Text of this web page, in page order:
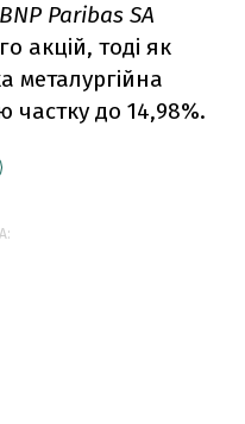
BNP Paribas SA
акцій, тоді як
металургійна
частку до 14,98%.